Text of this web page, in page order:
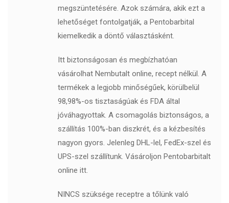
megszüntetésére. Azok számára, akik ezt a
lehetőséget fontolgatják, a Pentobarbital
kiemelkedik a döntő választásként.
Itt biztonságosan és megbízhatóan
vásárolhat Nembutalt online, recept nélkül. A
termékek a legjobb minőségűek, körülbelül
98,98%-os tisztaságúak és FDA által
jóváhagyottak. A csomagolás biztonságos, a
szállítás 100%-ban diszkrét, és a kézbesítés
nagyon gyors. Jelenleg DHL-lel, FedEx-szel és
UPS-szel szállítunk. Vásároljon Pentobarbitalt
online itt.
NINCS szüksége receptre a tőlünk való